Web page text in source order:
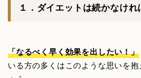
１．ダイエットは続かなけれ
「なるべく早く効果を出したい！」
いる方の多くはこのような思いを